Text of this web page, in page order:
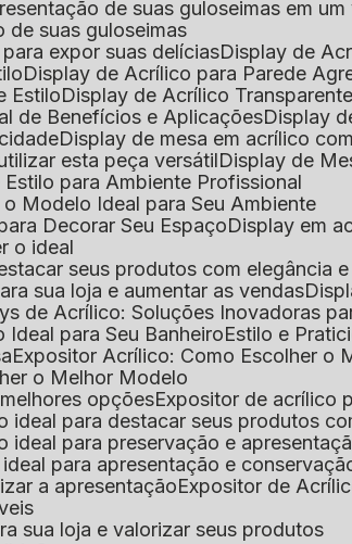
de suas guloseimas em
de suas guloseimas
expor suas delícias
Display de
Display de Acrílico para Parede
Estilo
Display de Acrílico
de Benefícios e Aplicações
Display
Display de mesa em acrílico
esta peça versátil
Display de
Estilo para Ambiente Profissional
o Modelo Ideal para Seu Ambiente
Decorar Seu Espaço
Display em
o ideal
seus produtos com elegância
sua loja e aumentar as vendas
de Acrílico: Soluções Inovadoras
Ideal para Seu Banheiro
Estilo e
Expositor Acrílico: Como Escolher
o Melhor Modelo
opções Expositor de acrílico
ideal para destacar seus produtos
ideal para preservação e
para apresentação e
a apresentação Expositor de
sua loja e valorizar seus produtos